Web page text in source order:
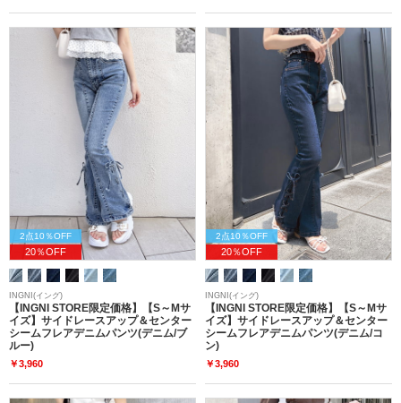
2点10％OFF
20％OFF
INGNI(イング)
【INGNI STORE限定価格】【S～Mサ
イズ】サイドレースアップ＆センター
シームフレアデニムパンツ(デニム/ブ
ルー)
￥3,960
2点10％OFF
20％OFF
INGNI(イング)
【INGNI STORE限定価格】【S～Mサ
イズ】サイドレースアップ＆センター
シームフレアデニムパンツ(デニム/コ
ン)
￥3,960